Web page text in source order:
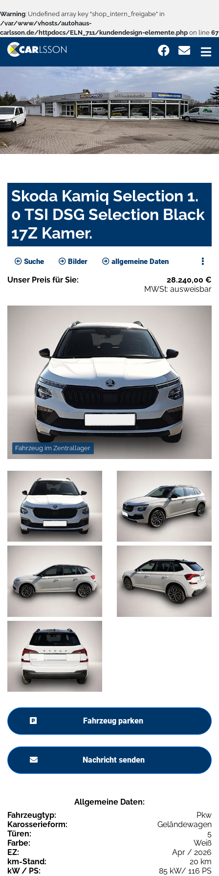
Warning: Undefined array key "shop_intern_freigabe" in
/var/www/vhosts/autohaus-
carlsson.de/httpdocs/ELN_711/kundendesign-elemente.php on line 67
Skoda Kamiq Selection 1.
0 TSI DSG Selection Black
17Z Kamer.
Suche Bilder allgemeine Daten
Unser Preis für Sie: 28.240,00 €
MWSt: ausweisbar
Fahrzeug im Zentrallager
Fahrzeug parken
Nachricht senden
Allgemeine Daten:
Fahrzeugtyp:
Pkw
Karosserieform:
Geländewagen
Türen:
5
Farbe:
Weiß
EZ:
Apr / 2026
km-Stand:
20 km
kW / PS:
85 kW/ 116 PS